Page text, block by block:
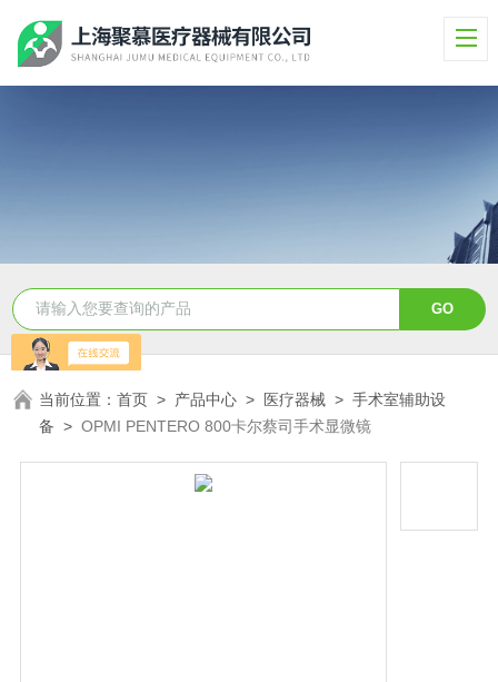
当前位置：首页 > 产品中心 > 医疗器械 >手术室辅助设
备 >OPMI PENTERO 800卡尔蔡司手术显微镜